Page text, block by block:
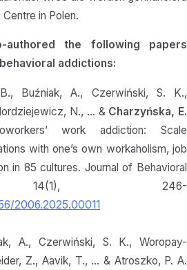
in Polen.
the following papers
addictions:
Buźniak, A., Czerwiński, S. K.,
N., … & Charzyńska, E.
work addiction: Scale
with one’s own workaholism, job
in 85 cultures. Journal of Behavioral
14(1), 246-
2006.2025.00011
A., Czerwiński, S. K., Woropay-
Z., Aavik, T., … & Atroszko, P. A.